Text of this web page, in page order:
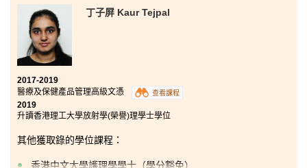
片
丁子屏 Kaur Tejpal
2017-2019
醫療及保健產品管理高級文憑
查看課程
2019
升讀香港理工大學放射學(榮譽)理學士學位
其他獲取錄的學位課程：
香港中文大學護理學學士（學分豁免）